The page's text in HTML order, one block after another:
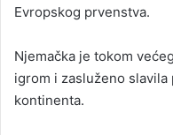
Evropskog prvenstva.
Njemačka je tokom
igrom i zasluženo
kontinenta.